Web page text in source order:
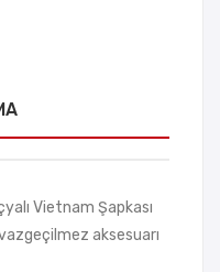
Vietnam Şapkası
aksesuarı